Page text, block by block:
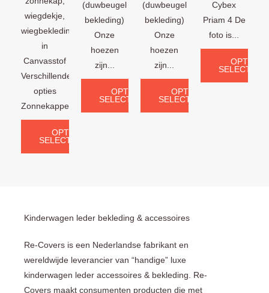
wiegdekje,
wiegbekleding
in
Canvasstof
Verschillende
opties
Zonnekappen:...
OPTIES
SELECTEREN
(duwbeugel
bekleding)
Onze
hoezen
zijn...
OPTIES
SELECTEREN
(duwbeugel
bekleding)
Onze
hoezen
zijn...
OPTIES
SELECTEREN
Cybex
Priam 4 De
foto is...
OPTIES
Kinderwagen leder bekleding & accessoires
Re-Covers is een Nederlandse fabrikant en
wereldwijde leverancier van “handige” luxe
kinderwagen leder accessoires & bekleding. Re-
Covers maakt consumenten producten die met